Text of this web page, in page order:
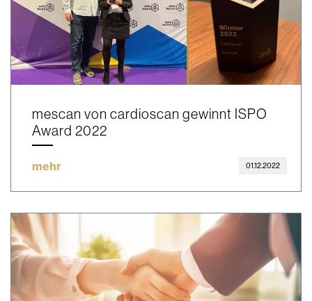
mescan von cardioscan gewinnt ISPO
Award 2022
mehr 01.12.2022